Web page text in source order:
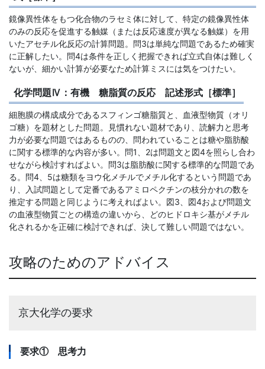
鏡像異性体をもつ化合物のラセミ体に対して、特定の鏡像異性体
のみの反応を促進する触媒（または反応速度が異なる触媒）を用
いたアセチル化反応の計算問題。問3は単純な問題であるため確実
に正解したい。問4は条件を正しく把握できれば立式自体は難しく
ないが、細かい計算が必要なため計算ミスには気をつけたい。
化学問題Ⅳ：有機 糖脂質の反応 記述形式［標準］
細胞膜の構成成分であるスフィンゴ糖脂質と、血液型物質（オリ
ゴ糖）を題材とした問題。見慣れない題材であり、読解力と思考
力が必要な問題ではあるものの、問われていることは糖や脂肪酸
に関する標準的な内容が多い。問1、2は問題文と図4を照らし合わ
せながら検討すればよい。問3は脂肪酸に関する標準的な問題であ
る。問4、5は糖類をヨウ化メチルでメチル化するという問題であ
り、入試問題として定番であるアミロペクチンの枝分かれの数を
推定する問題と同じように考えればよい。図3、図4および問題文
の血液型物質ごとの構造の違いから、どのヒドロキシ基がメチル
化されるかを正確に検討できれば、決して難しい問題ではない。
攻略のためのアドバイス
京大化学の要求
要求① 思考力